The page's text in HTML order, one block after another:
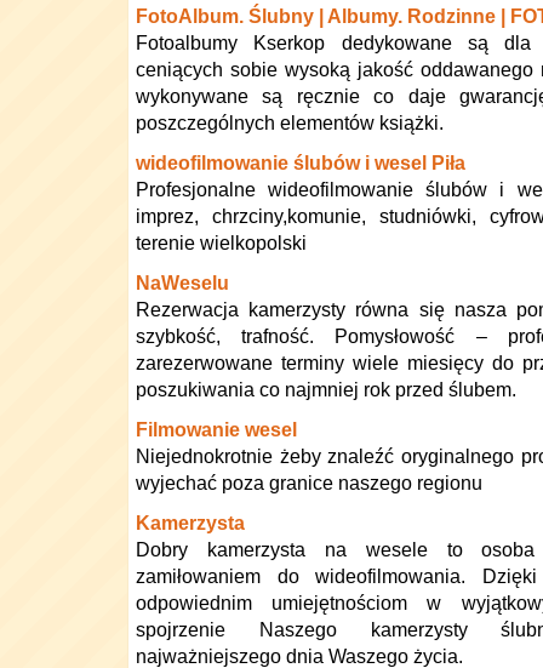
FotoAlbum. Ślubny | Albumy. Rodzinne |
Fotoalbumy Kserkop dedykowane są dla
ceniących sobie wysoką jakość oddawanego
wykonywane są ręcznie co daje
poszczególnych elementów książki.
wideofilmowanie ślubów i wesel Piła
Profesjonalne wideofilmowanie ślubów i
imprez, chrzciny,komunie, studniówki,
terenie wielkopolski
NaWeselu
Rezerwacja kamerzysty równa się nasza
szybkość, trafność. Pomysłowość –
zarezerwowane terminy wiele miesięcy do
poszukiwania co najmniej rok przed ślubem.
Filmowanie wesel
Niejednokrotnie żeby znaleźć oryginalnego
wyjechać poza granice naszego regionu
Kamerzysta
Dobry kamerzysta na wesele to
zamiłowaniem do wideofilmowania.
odpowiednim umiejętnościom w
spojrzenie Naszego kamerzysty
najważniejszego dnia Waszego życia.